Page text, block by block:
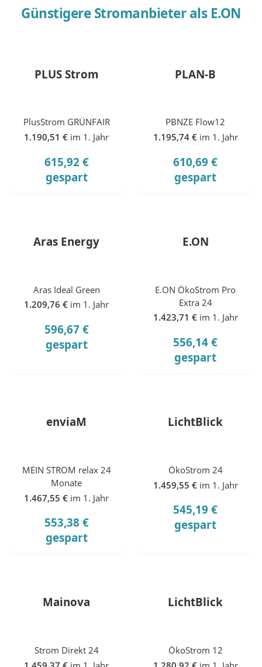
Günstigere Stromanbieter als E.ON
PLUS Strom
PlusStrom GRÜNFAIR
1.190,51 € im 1. Jahr
615,92 €
gespart
PLAN-B
PBNZE Flow12
1.195,74 € im 1. Jahr
610,69 €
gespart
Aras Energy
Aras Ideal Green
1.209,76 € im 1. Jahr
596,67 €
gespart
E.ON
E.ON ÖkoStrom Pro
Extra 24
1.423,71 € im 1. Jahr
556,14 €
gespart
enviaM
MEIN STROM relax 24
Monate
1.467,55 € im 1. Jahr
553,38 €
gespart
LichtBlick
ÖkoStrom 24
1.459,55 € im 1. Jahr
545,19 €
gespart
Mainova
Strom Direkt 24
LichtBlick
ÖkoStrom 12